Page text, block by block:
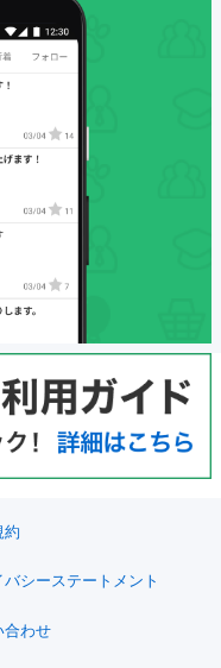
約
バシーステートメント
合わせ